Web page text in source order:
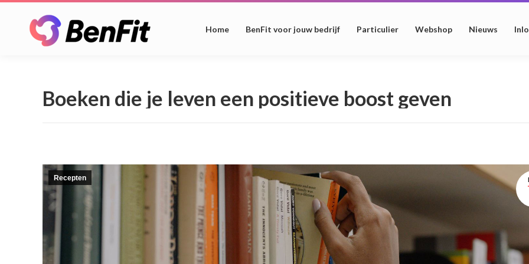
Home BenFit voor jouw bedrijf Particulier Webshop Nieuws
Boeken die je leven een positieve boost geven
Recepten